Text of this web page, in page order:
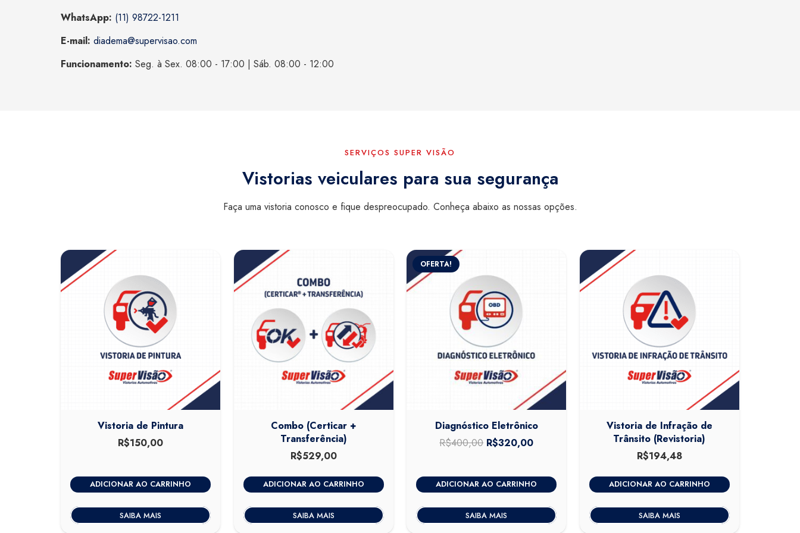
WhatsApp: (11) 98722-1211
E-mail: diadema@supervisao.com
Funcionamento: Seg. à Sex. 08:00 - 17:00 | Sáb. 08:00 - 12:00
SERVIÇOS SUPER VISÃO
Vistorias veiculares para sua segurança
Faça uma vistoria conosco e fique despreocupado. Conheça abaixo as nossas opções.
Vistoria de Pintura
R$150,00
ADICIONAR AO CARRINHO
SAIBA MAIS
Combo (Certicar +
Transferência)
R$529,00
ADICIONAR AO CARRINHO
SAIBA MAIS
OFERTA!
Diagnóstico Eletrônico
R$400,00 O
original
era:
R$400,00.
R$320,00
atual
é:
R$320,00.
ADICIONAR AO CARRINHO
SAIBA MAIS
Vistoria de Infração de
Trânsito (Revistoria)
R$194,48
ADICIONAR AO CARRINHO
SAIBA MAIS